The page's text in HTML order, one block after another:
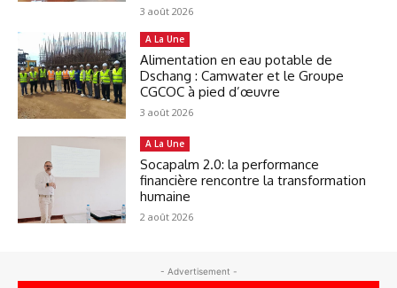
3 août 2026
A La Une
Alimentation en eau potable de
Dschang : Camwater et le Groupe
CGCOC à pied d’œuvre
3 août 2026
A La Une
Socapalm 2.0: la performance
financière rencontre la transformation
humaine
2 août 2026
- Advertisement -